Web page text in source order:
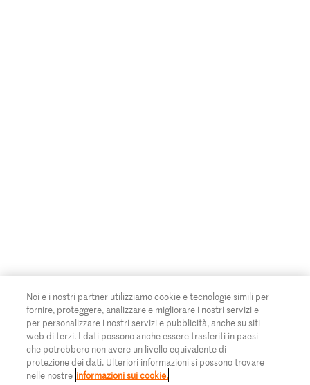
Noi e i nostri partner utilizziamo cookie e tecnologie simili per
fornire, proteggere, analizzare e migliorare i nostri servizi e
per personalizzare i nostri servizi e pubblicità, anche su siti
web di terzi. I dati possono anche essere trasferiti in paesi
che potrebbero non avere un livello equivalente di
protezione dei dati. Ulteriori informazioni si possono trovare
nelle nostre informazioni sui cookie.